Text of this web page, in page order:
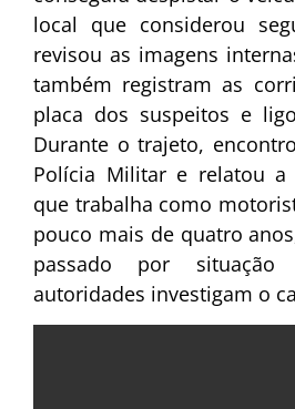
local que considerou
revisou as imagens
também registram as
placa dos suspeitos e
Durante o trajeto,
Polícia Militar e relatou a
que trabalha como
pouco mais de quatro
passado por situação
autoridades investigam o